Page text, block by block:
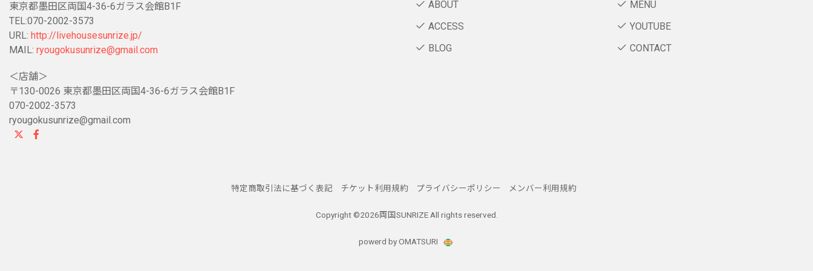
東京都墨田区両国4-36-6ガラス会館B1F
TEL:070-2002-3573
URL: http://livehousesunrize.jp/
MAIL: ryougokusunrize@gmail.com
＜店舗＞
〒130-0026 東京都墨田区両国4-36-6ガラス会館B1F
070-2002-3573
ryougokusunrize@gmail.com
ABOUT
MENU
ACCESS
YOUTUBE
BLOG
CONTACT
特定商取引法に基づく表記 チケット利用規約 プライバシーポリシー メンバー利用規約
Copyright ©2026両国SUNRIZE All rights reserved.
powerd by OMATSURI